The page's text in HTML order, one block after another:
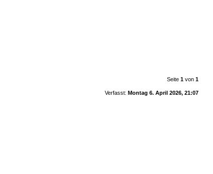
Seite 1von 1
Verfasst: Montag 6. April 2026, 21:07